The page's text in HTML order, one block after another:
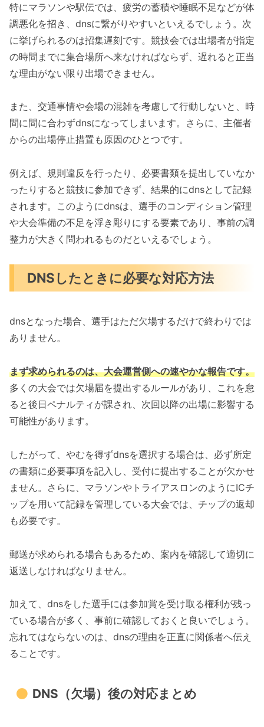
特にマラソンや駅伝では、疲労の蓄積や睡眠不足などが体
調悪化を招き、dnsに繋がりやすいといえるでしょう。次
に挙げられるのは招集遅刻です。競技会では出場者が指定
の時間までに集合場所へ来なければならず、遅れると正当
な理由がない限り出場できません。
また、交通事情や会場の混雑を考慮して行動しないと、時
間に間に合わずdnsになってしまいます。さらに、主催者
からの出場停止措置も原因のひとつです。
例えば、規則違反を行ったり、必要書類を提出していなか
ったりすると競技に参加できず、結果的にdnsとして記録
されます。このようにdnsは、選手のコンディション管理
や大会準備の不足を浮き彫りにする要素であり、事前の調
整力が大きく問われるものだといえるでしょう。
DNSしたときに必要な対応方法
dnsとなった場合、選手はただ欠場するだけで終わりでは
ありません。
まず求められるのは、大会運営側への速やかな報告です。
多くの大会では欠場届を提出するルールがあり、これを怠
ると後日ペナルティが課され、次回以降の出場に影響する
可能性があります。
したがって、やむを得ずdnsを選択する場合は、必ず所定
の書類に必要事項を記入し、受付に提出することが欠かせ
ません。さらに、マラソンやトライアスロンのようにICチ
ップを用いて記録を管理している大会では、チップの返却
も必要です。
郵送が求められる場合もあるため、案内を確認して適切に
返送しなければなりません。
加えて、dnsをした選手には参加賞を受け取る権利が残っ
ている場合が多く、事前に確認しておくと良いでしょう。
忘れてはならないのは、dnsの理由を正直に関係者へ伝え
ることです。
DNS（欠場）後の対応まとめ